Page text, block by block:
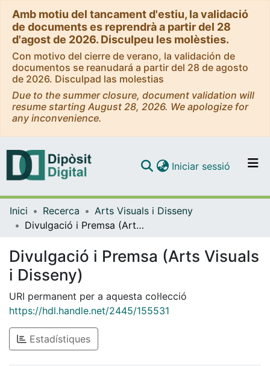
Amb motiu del tancament d'estiu, la validació
de documents es reprendrà a partir del 28
d'agost de 2026. Disculpeu les molèsties.
Con motivo del cierre de verano, la validación de
documentos se reanudará a partir del 28 de agosto
de 2026. Disculpad las molestias
Due to the summer closure, document validation will
resume starting August 28, 2026. We apologize for
any inconvenience.
Navega per tot el DD
Contacte
Iniciar sessió (current)
Inici Recerca
Arts Visuals i Disseny
Divulgació i Premsa (Arts Visuals i Disseny)
Divulgació i Premsa (Arts Visuals
i Disseny)
URI permanent per a aquesta col·lecció
https://hdl.handle.net/2445/155531
Estadístiques